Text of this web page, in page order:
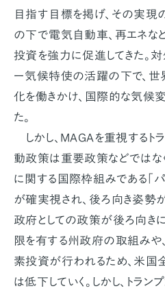
目指す目標を掲げ、その実現
の下で電気自動車、再エネな
投資を強力に促進してきた。対
ー気候特使の活躍の下で、
化を働きかけ、国際的な気候
た。
しかし、MAGAを重視するト
動政策は重要政策などではな
に関する国際枠組みである「
が確実視され、後ろ向き姿勢
政府としての政策が後ろ向き
限を有する州政府の取組みや
素投資が行われるため、米国
は低下していく。しかし、トラ